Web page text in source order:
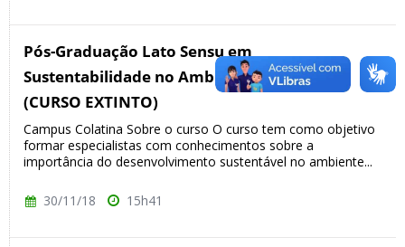
Pós-Graduação Lato Sensu em
Sustentabilidade no Ambiente Construído
(CURSO EXTINTO)
Campus Colatina Sobre o curso O curso tem como objetivo
formar especialistas com conhecimentos sobre a
importância do desenvolvimento sustentável no ambiente...
30/11/18 15h41